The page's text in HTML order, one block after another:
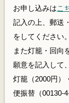
お申し込みはこ
記入の上、郵送
をしてください。
また灯籠・回向
願意を記入して
灯籠（2000円）
便振替（00130-